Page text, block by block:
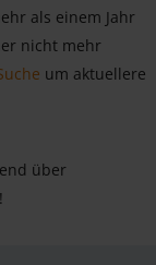
als einem Jahr
nicht mehr
um aktuellere
über
!